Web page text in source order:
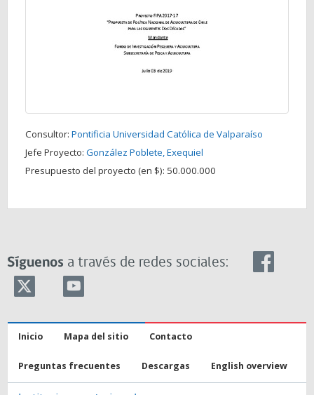
Consultor: Pontificia Universidad Católica de Valparaíso
Jefe Proyecto: González Poblete, Exequiel
Presupuesto del proyecto (en $): 50.000.000
Síguenos a través de redes sociales:
Inicio Mapa del sitio Contacto
Preguntas frecuentes Descargas English overview